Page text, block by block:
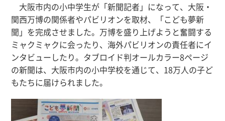
大阪市内の小中学生が「新聞記者」になって、大阪・
関西万博の関係者やパビリオンを取材、「こども夢新
聞」を完成させました。万博を盛り上げようと奮闘する
ミャクミャクに会ったり、海外パビリオンの責任者にイ
ンタビューしたり。タブロイド判オールカラー8ページ
の新聞は、大阪市内の小中学校を通じて、18万人の子ど
もたちに届けられました。